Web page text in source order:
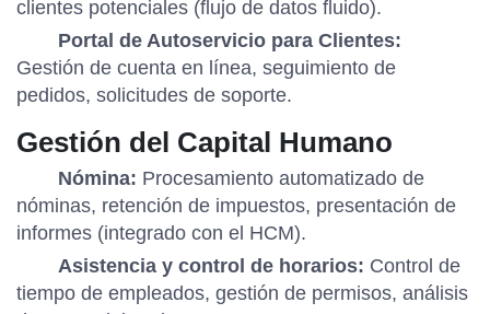
clientes potenciales (flujo de datos fluido).
Portal de Autoservicio para Clientes:
Gestión de cuenta en línea, seguimiento de
pedidos, solicitudes de soporte.
Gestión del Capital Humano
Nómina: Procesamiento automatizado de
nóminas, retención de impuestos, presentación de
informes (integrado con el HCM).
Asistencia y control de horarios: Control de
tiempo de empleados, gestión de permisos, análisis